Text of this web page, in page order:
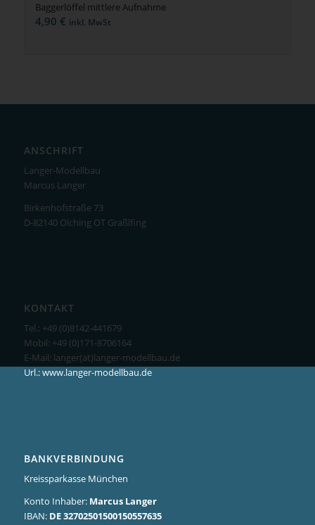
Baggerlöffel mittlere Aufnahme
4,90 € inkl. MwSt
ANSCHRIFT
Langer-Modellbau
Marcus Langer
Birkenhofstraße 73
D-82140 Olching OT Graßlfing
KONTAKT
Tel.: +49 (0)8142-441679
Mobil: +49 (0)171-8706164
E-Mail: langer(at)langer-modellbau.de
Url.: www.langer-modellbau.de
BANKVERBINDUNG
Kreissparkasse München
Konto Inhaber: Marcus Langer
IBAN: DE 32702501500150557635